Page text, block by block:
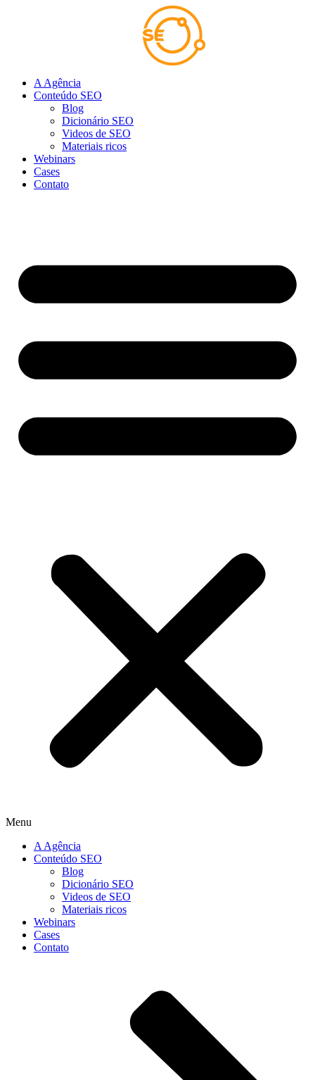
A Agência
Conteúdo SEO
Blog
Dicionário SEO
Videos de SEO
Materiais ricos
Webinars
Cases
Contato
Menu
A Agência
Conteúdo SEO
Blog
Dicionário SEO
Videos de SEO
Materiais ricos
Webinars
Cases
Contato